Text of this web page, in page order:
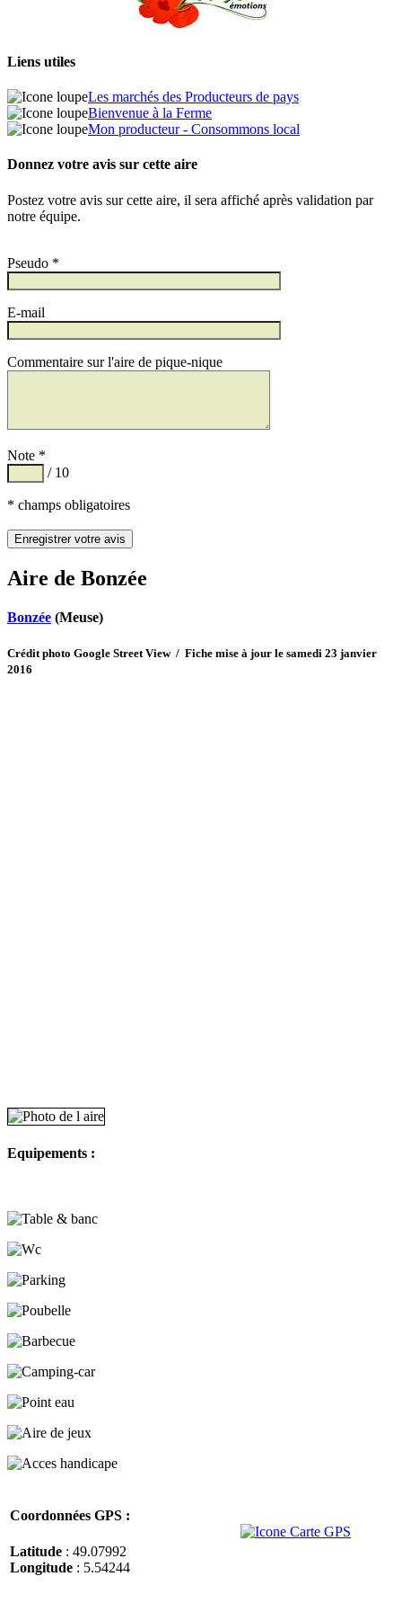
Liens utiles
Les marchés des Producteurs de pays
Bienvenue à la Ferme
Mon producteur - Consommons local
Donnez votre avis sur cette aire
Postez votre avis sur cette aire, il sera affiché après validation par
notre équipe.
Pseudo *
E-mail
Commentaire sur l'aire de pique-nique
Note *
/ 10
* champs obligatoires
Aire de Bonzée
Bonzée (Meuse)
Crédit photo Google Street View / Fiche mise à jour le samedi 23 janvier
2016
Equipements :
Coordonnées GPS :
Latitude : 49.07992
Longitude : 5.54244